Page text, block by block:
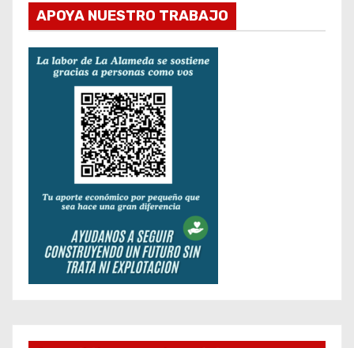
APOYA NUESTRO TRABAJO